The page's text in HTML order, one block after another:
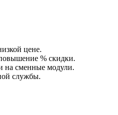
цене.
% скидки.
на сменные модули.
службы.